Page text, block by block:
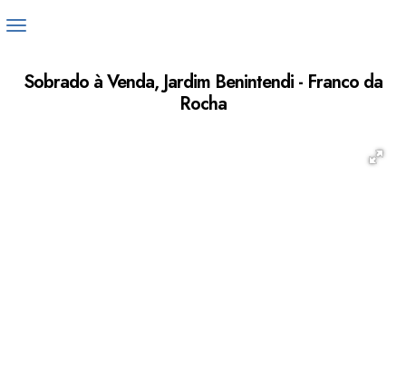
Sobrado à Venda, Jardim Benintendi - Franco da
Rocha